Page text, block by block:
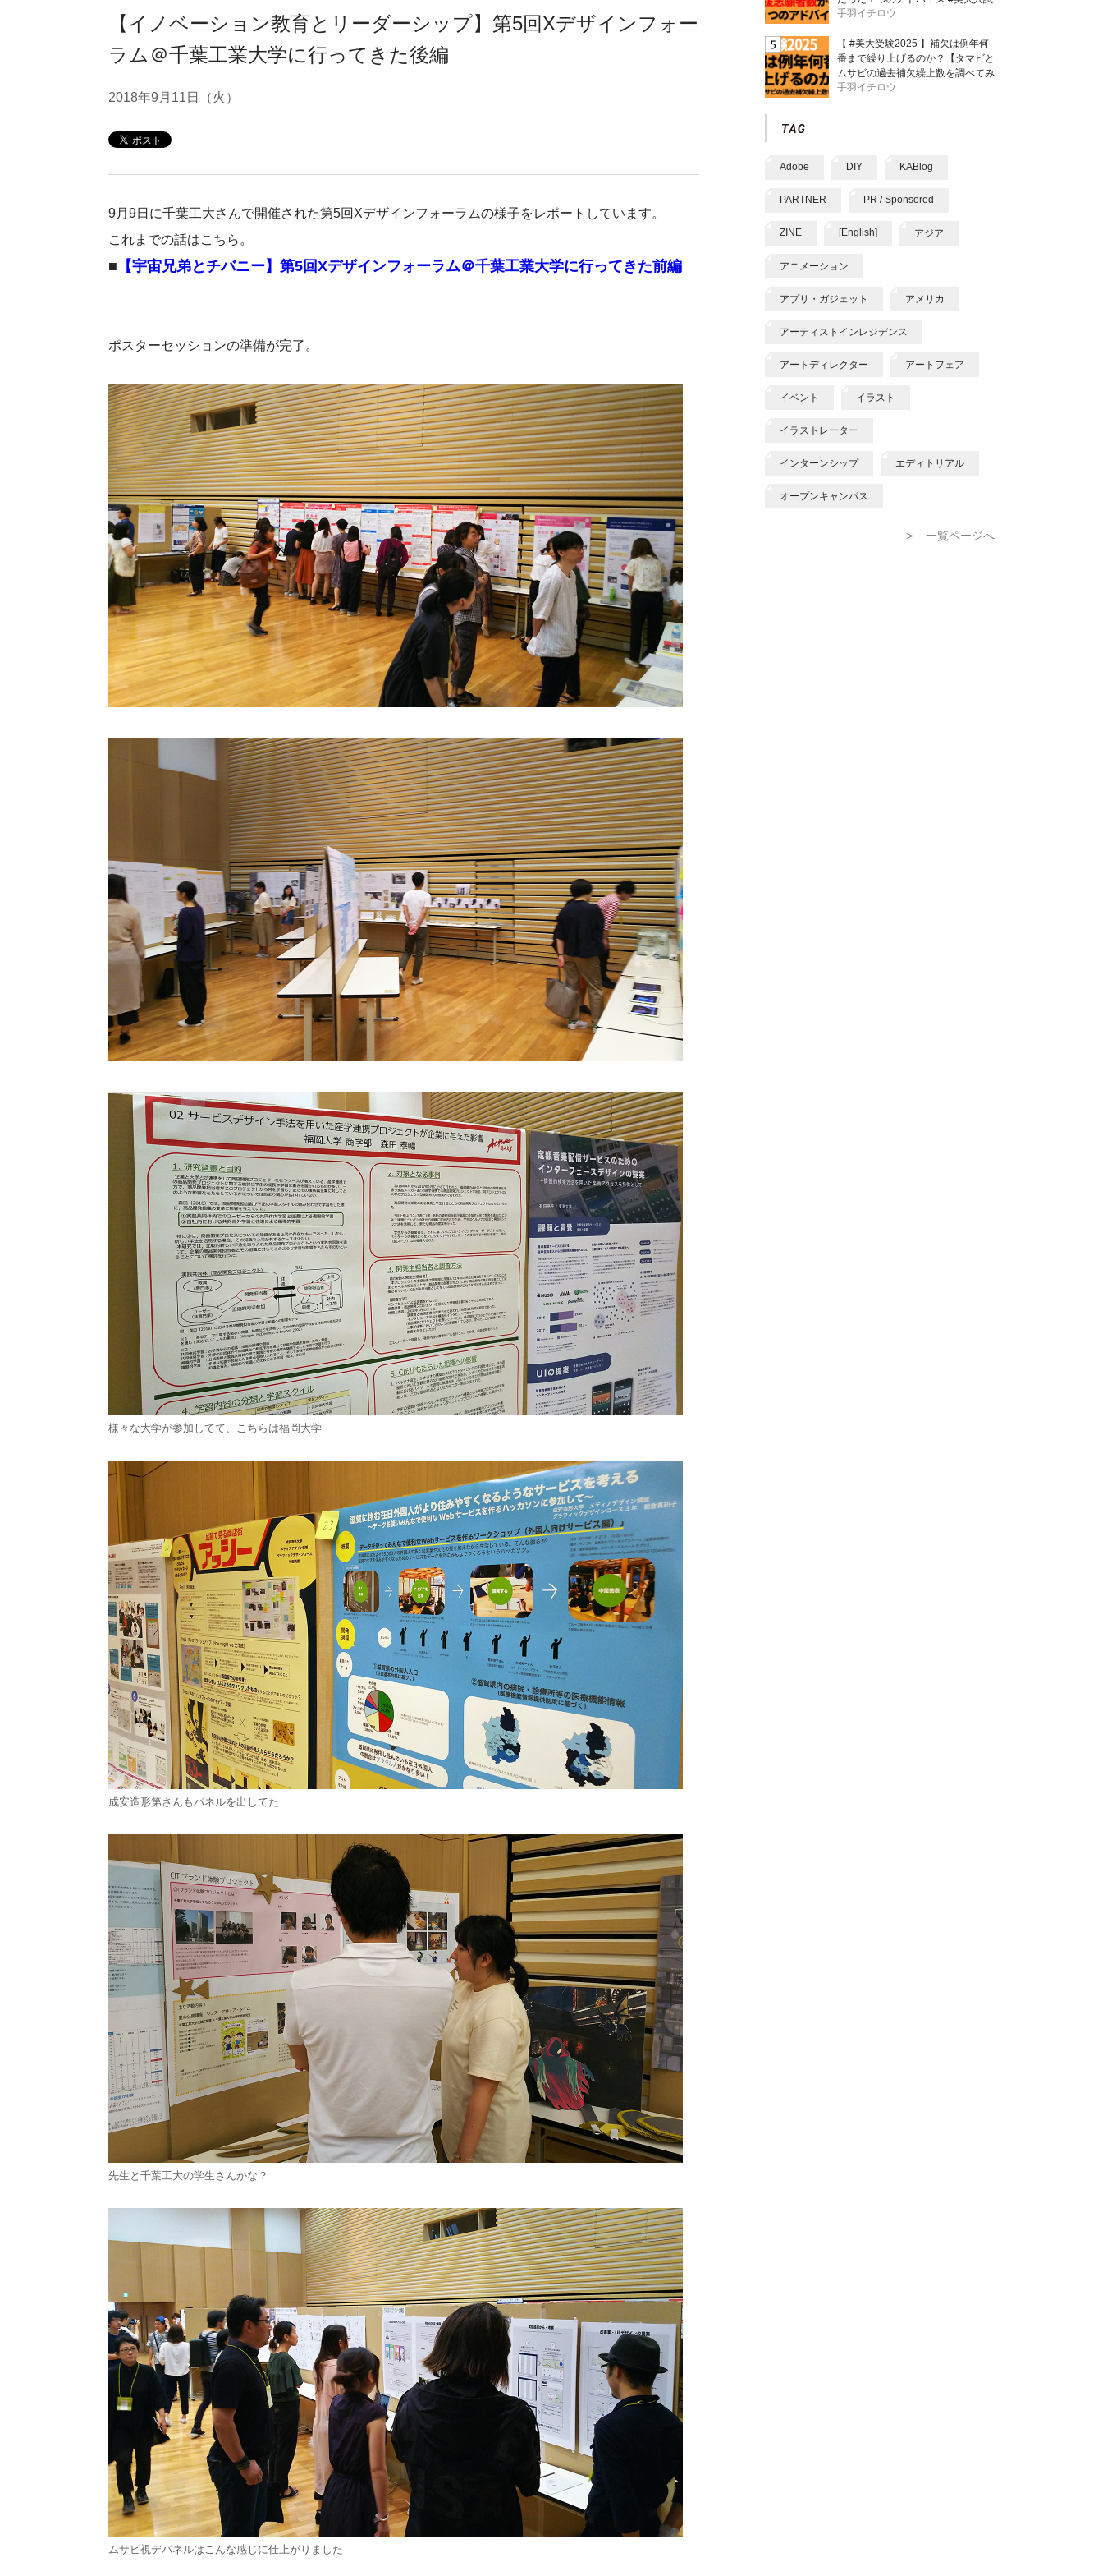
【イノベーション教育とリーダーシップ】第5回Xデザインフォー
ラム＠千葉工業大学に行ってきた後編
2018年9月11日（火）
9月9日に千葉工大さんで開催された第5回Xデザインフォーラムの様子をレポートしています。
これまでの話はこちら。
■ 【宇宙兄弟とチバニー】第5回Xデザインフォーラム＠千葉工業大学に行ってきた前編
ポスターセッションの準備が完了。
様々な大学が参加してて、こちらは福岡大学
成安造形第さんもパネルを出してた
先生と千葉工大の学生さんかな？
ムサビ視デパネルはこんな感じに仕上がりました
手羽イチロウ
【 #美大受験2025 】補欠は例年何
番まで繰り上げるのか？【タマビと
ムサビの過去補欠繰上数を調べてみ
た】
手羽イチロウ
Adobe DIY KABlog
PARTNER PR / Sponsored
ZINE [English] アジア
アニメーション
アプリ・ガジェット アメリカ
アーティストインレジデンス
アートディレクター アートフェア
イベント イラスト
イラストレーター
インターンシップ エディトリアル
オープンキャンパス
> 一覧ページへ